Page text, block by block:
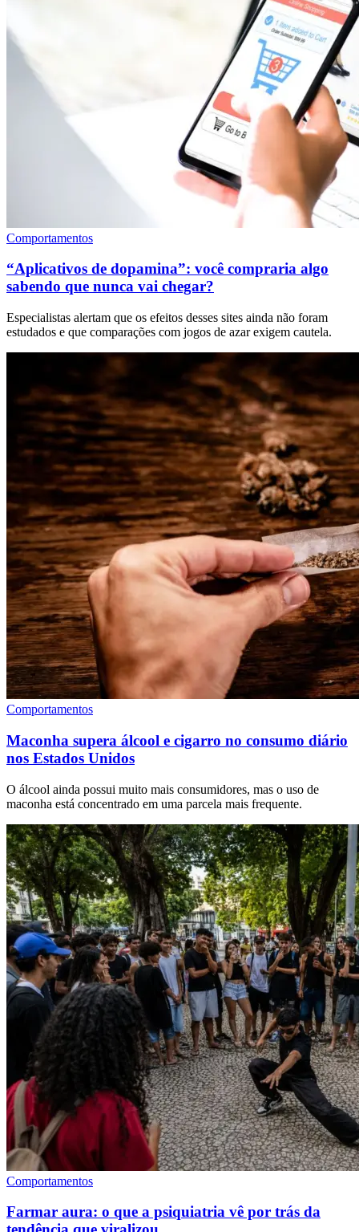
Comportamentos
“Aplicativos de dopamina”: você compraria algo
sabendo que nunca vai chegar?
Especialistas alertam que os efeitos desses sites ainda não foram
estudados e que comparações com jogos de azar exigem cautela.
Comportamentos
Maconha supera álcool e cigarro no consumo diário
nos Estados Unidos
O álcool ainda possui muito mais consumidores, mas o uso de
maconha está concentrado em uma parcela mais frequente.
Comportamentos
Farmar aura: o que a psiquiatria vê por trás da